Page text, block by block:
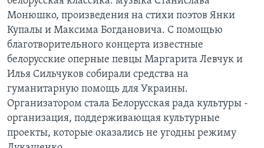
Монюшко, произведения на стихи поэтов Янки
Купалы и Максима Бoгдановича. С помощью
благотворительного концерта известные
белорусские оперные певцы Маргарита Левчук и
Илья Сильчуков собирали средства на
гуманитарную помощь для Украины.
Организатором стала Белорусская рада культуры -
организация, поддерживающая культурные
проекты, которые оказались не угодны режиму